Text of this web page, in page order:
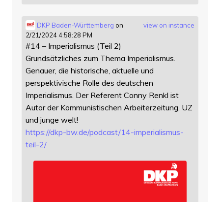
view on instance
DKP Baden-Württemberg on
2/21/2024 4:58:28 PM
#14 – Imperialismus (Teil 2)
Grundsätzliches zum Thema Imperialismus.
Genauer, die historische, aktuelle und
perspektivische Rolle des deutschen
Imperialismus. Der Referent Conny Renkl ist
Autor der Kommunistischen Arbeiterzeitung, UZ
und junge welt!
https://dkp-bw.de/podcast/14-imperialismus-
teil-2/